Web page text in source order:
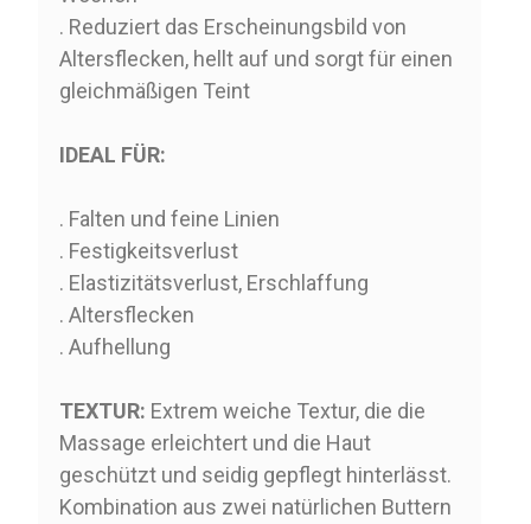
. Reduziert das Erscheinungsbild von
Altersflecken, hellt auf und sorgt für einen
gleichmäßigen Teint
IDEAL FÜR:
. Falten und feine Linien
. Festigkeitsverlust
. Elastizitätsverlust, Erschlaffung
. Altersflecken
. Aufhellung
TEXTUR: Extrem weiche Textur, die die
Massage erleichtert und die Haut
geschützt und seidig gepflegt hinterlässt.
Kombination aus zwei natürlichen Buttern